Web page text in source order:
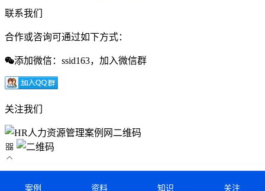
联系我们
合作或咨询可通过如下方式：
添加微信：ssid163，加入微信群
关注我们
案例 资料 知识 关注